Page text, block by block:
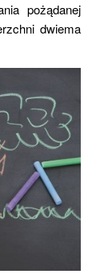
pożądanej
dwiema